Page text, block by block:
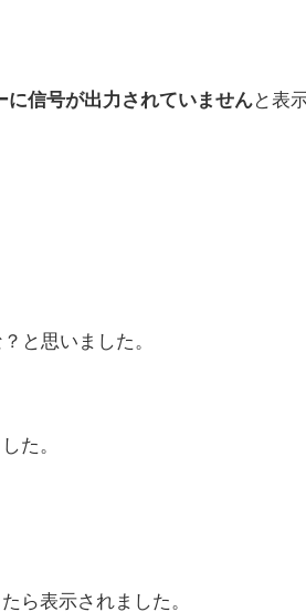
に信号が出力されていませんと表
と思いました。
た。
ら表示されました。